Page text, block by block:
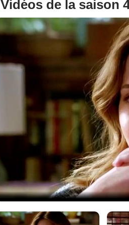
Vidéos de la saison